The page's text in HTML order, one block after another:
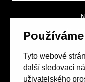
Tyto webové
další sledovací
uživatelského